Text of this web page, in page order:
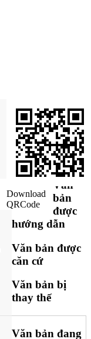
Download
QRCode
Văn
bản bị
sửa
đổi
Văn
bản
được
hướng dẫn
Văn bản được
căn cứ
Văn bản bị
thay thế
Văn bản đang